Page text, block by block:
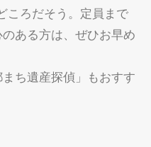
ころだそう。定員まで
ある方は、ぜひお早め
ち遺産探偵」もおすす